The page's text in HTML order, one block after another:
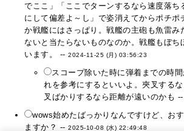
でここ」「ここでターンするなら速度落ち
にして偏差よ～し」で姿消えてからポチポ
か戦艦にはさっぱり。戦艦の主砲も魚雷み
ないと当たらないものなのか。戦艦もぼち
います。 --2024-11-25 (月) 03:56:23
スコープ除いた時に弾着までの時
れを参考にするといいよ。夾叉する
叉ばかりするなら距離が遠いのかも
wows始めたばっかりなんですけど、お
ますか？ --2025-10-08 (水) 22:49:48